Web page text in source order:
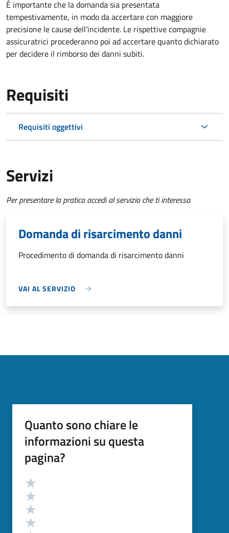
È importante che la domanda sia presentata
tempestivamente, in modo da accertare con maggiore
precisione le cause dell'incidente. Le rispettive compagnie
assicuratrici procederanno poi ad accertare quanto dichiarato
per decidere il rimborso dei danni subiti.
Requisiti
Requisiti oggettivi
Servizi
Per presentare la pratica accedi al servizio che ti interessa
Domanda di risarcimento danni
Procedimento di domanda di risarcimento danni
VAI AL SERVIZIO
Quanto sono chiare le
informazioni su questa
pagina?
Valutazione